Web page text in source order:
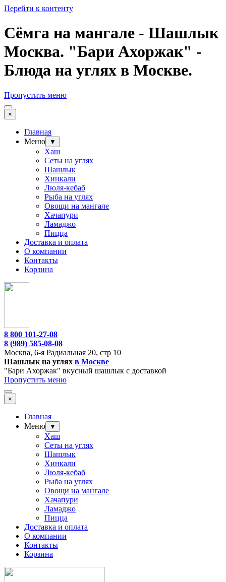
Перейти к контенту
Сёмга на мангале - Шашлык
Москва. "Бари Ахоржак" -
Блюда на углях в Москве.
Пропустить меню
×
Главная
Меню
▼
Хаш
Сеты на углях
Шашлык
Хинкали
Люля-кебаб
Рыба на углях
Овощи на мангале
Хачапури
Ламаджо
Пицца
Доставка и оплата
О компании
Контакты
Корзина
8 800 101-27-08
8 (989) 585-08-08
Москва, 6-я Радиальная 20, стр 10
Шашлык на углях в Москве
"Бари Ахоржак" вкусный шашлык с доставкой
Пропустить меню
×
Главная
Меню
▼
Хаш
Сеты на углях
Шашлык
Хинкали
Люля-кебаб
Рыба на углях
Овощи на мангале
Хачапури
Ламаджо
Пицца
Доставка и оплата
О компании
Контакты
Корзина